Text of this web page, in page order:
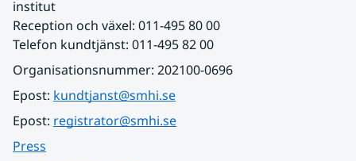
institut
Reception och växel: 011-495 80 00
Telefon kundtjänst: 011-495 82 00
Organisationsnummer: 202100-0696
Epost: kundtjanst@smhi.se
Epost: registrator@smhi.se
Press